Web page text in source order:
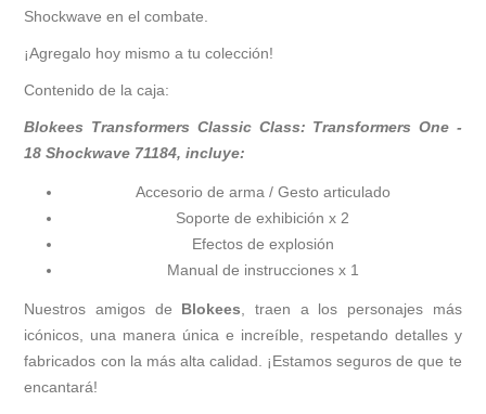
Shockwave en el combate.
¡Agregalo hoy mismo a tu colección!
Contenido de la caja:
Blokees Transformers Classic Class: Transformers One -
18 Shockwave 71184, incluye:
Accesorio de arma / Gesto articulado
Soporte de exhibición x 2
Efectos de explosión
Manual de instrucciones x 1
Nuestros amigos de Blokees , traen a los personajes más
icónicos, una manera única e increíble, respetando detalles y
fabricados con la más alta calidad. ¡Estamos seguros de que te
encantará!